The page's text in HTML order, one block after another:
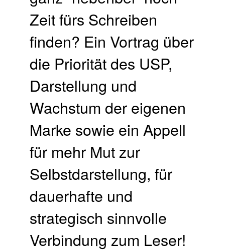
Zeit fürs Schreiben
finden? Ein Vortrag über
die Priorität des USP,
Darstellung und
Wachstum der eigenen
Marke sowie ein Appell
für mehr Mut zur
Selbstdarstellung, für
dauerhafte und
strategisch sinnvolle
Verbindung zum Leser!